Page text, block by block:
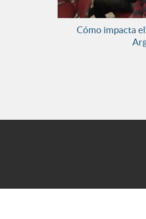
Cómo impacta